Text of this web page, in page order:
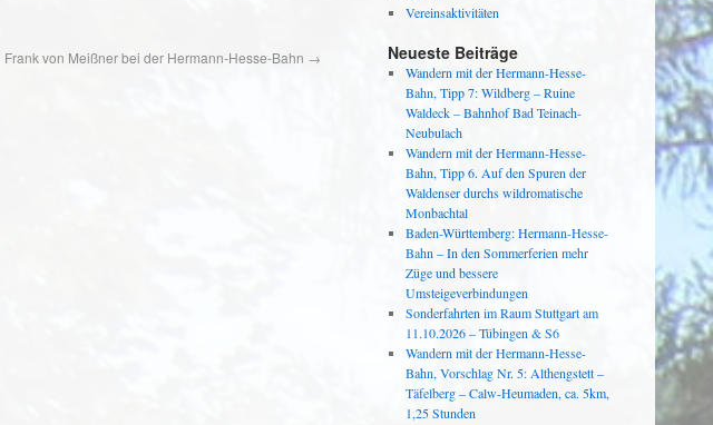
Frank von Meißner bei der Hermann-Hesse-Bahn →
Vereinsaktivitäten
Neueste Beiträge
Wandern mit der Hermann-Hesse-
Bahn, Tipp 7: Wildberg – Ruine
Waldeck – Bahnhof Bad Teinach-
Neubulach
Wandern mit der Hermann-Hesse-
Bahn, Tipp 6. Auf den Spuren der
Waldenser durchs wildromatische
Monbachtal
Baden-Württemberg: Hermann-Hesse-
Bahn – In den Sommerferien mehr
Züge und bessere
Umsteigeverbindungen
Sonderfahrten im Raum Stuttgart am
11.10.2026 – Tübingen & S6
Wandern mit der Hermann-Hesse-
Bahn, Vorschlag Nr. 5: Althengstett –
Täfelberg – Calw-Heumaden, ca. 5km,
1,25 Stunden